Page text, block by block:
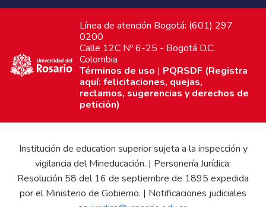
Línea de atención Bogotá: (601) 297
0200
Calle 12C Nº 6-25 - Bogotá D.C.
Colombia
Términos de uso | PQRSDF (Registra
aquí: felicitaciones, quejas,
reclamos, sugerencias y derechos de
petición)
Institución de education superior sujeta a la inspección y
vigilancia del Mineducación. | Personería Jurídica:
Resolución 58 del 16 de septiembre de 1895 expedida
por el Ministerio de Gobierno. | Notificaciones judiciales